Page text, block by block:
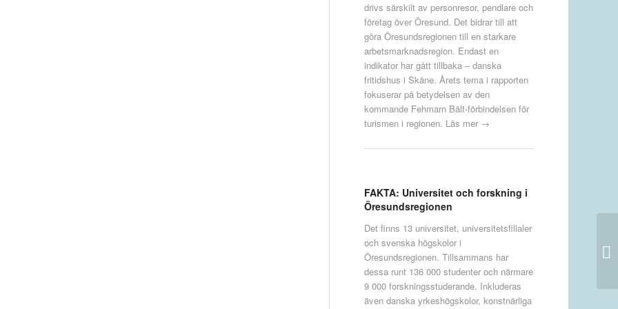
drivs särskilt av personresor, pendlare och
företag över Öresund. Det bidrar till att
göra Öresundsregionen till en starkare
arbetsmarknadsregion. Endast en
indikator har gått tillbaka – danska
fritidshus i Skåne. Årets tema i rapporten
fokuserar på betydelsen av den
kommande Fehmarn Bält-förbindelsen för
turismen i regionen. Läs mer →
FAKTA: Universitet och forskning i
Öresundsregionen
Det finns 13 universitet, universitetsfilialer
och svenska högskolor i
Öresundsregionen. Tillsammans har
dessa runt 136 000 studenter och närmare
9 000 forskningsstuderande. Inkluderas
även danska yrkeshögskolor, konstnärliga